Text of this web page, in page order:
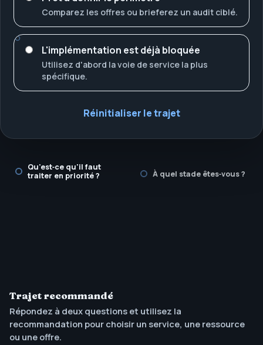
Comparez les offres ou brieferez un audit ciblé.
L'implémentation est déjà bloquée
Utilisez d'abord la voie de service la plus
spécifique.
Réinitialiser le trajet
Qu'est‑ce qu'il faut
traiter en priorité ?
À quel stade êtes‑vous ?
Trajet recommandé
Répondez à deux questions et utilisez la
recommandation pour choisir un service, une ressource
ou une offre.